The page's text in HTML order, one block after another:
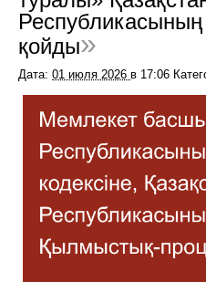
қойды
Дата: 01 июля 2026 в 17:06